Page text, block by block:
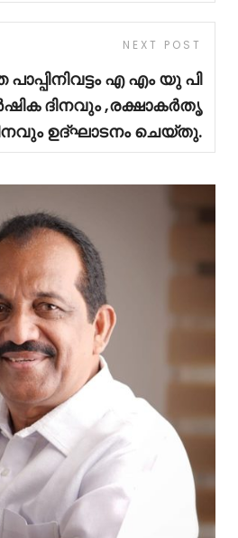
NEXT POST
എ എം യു പി
ദിനവും ,രക്ഷാകർതൃ
ഉദ്ഘാടനം ചെയ്തു.